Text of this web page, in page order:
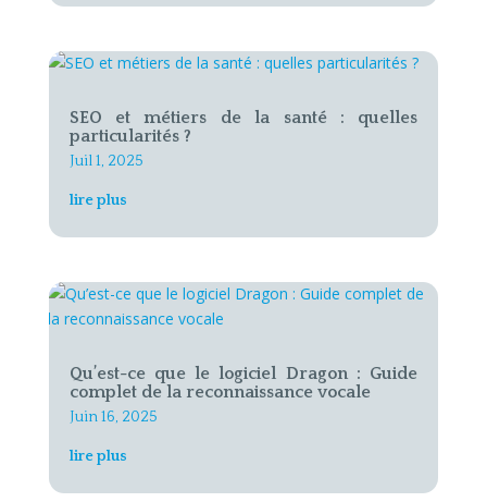
SEO et métiers de la santé : quelles
particularités ?
Juil 1, 2025
lire plus
Qu’est-ce que le logiciel Dragon : Guide
complet de la reconnaissance vocale
Juin 16, 2025
lire plus